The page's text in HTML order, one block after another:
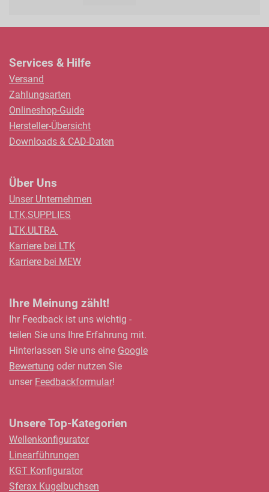
Services & Hilfe
Versand
Zahlungsarten
Onlineshop-Guide
Hersteller-Übersicht
Downloads & CAD-Daten
Über Uns
Unser Unternehmen
LTK.SUPPLIES
LTK.ULTRA
Karriere bei LTK
Karriere bei MEW
Ihre Meinung zählt!
Ihr Feedback ist uns wichtig -
teilen Sie uns Ihre Erfahrung mit.
Hinterlassen Sie uns eine Google
Bewertung oder nutzen Sie
unser Feedbackformular!
Unsere Top-Kategorien
Wellenkonfigurator
Linearführungen
KGT Konfigurator
Sferax Kugelbuchsen